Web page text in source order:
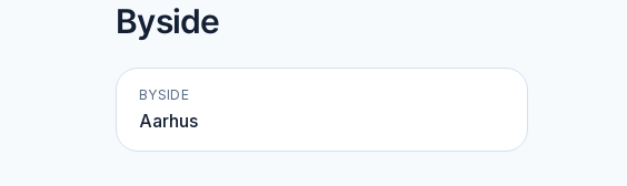
Byside
BYSIDE
Aarhus